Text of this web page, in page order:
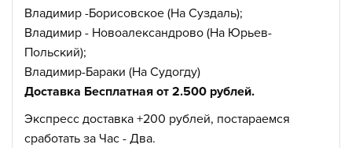
Владимир -Борисовское (На Суздаль);
Владимир - Новоалександрово (На Юрьев-
Польский);
Владимир-Бараки (На Судогду)
Доставка Бесплатная от 2.500 рублей.
Экспресс доставка +200 рублей, постараемся
сработать за Час - Два.